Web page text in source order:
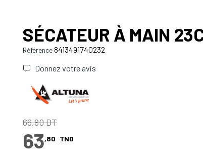
SÉCATEUR À MAIN
Référence8413491740232
Donnez votre avis
66,80 DT
63,80 TND